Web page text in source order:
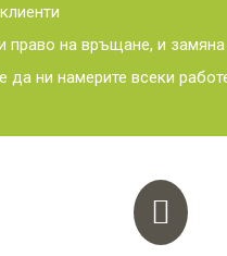
и право на връщане, и
да ни намерите всеки